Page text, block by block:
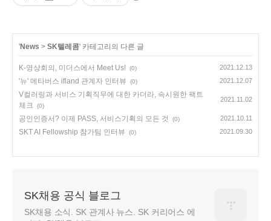
'News > SK텔레콤' 카테고리의 다른 글
K-영상회의, 미더스에서 Meet Us! (0) 2021.12.13
'뉴' 메타버스 ifland 관계자 인터뷰 (0) 2021.12.07
V컬러링과 서비스 기획직무에 대한 카더라, 속시원한 팩트
체크
(0)
2021.11.02
공인인증서? 이제 PASS, 서비스기획의 모든 것 (0) 2021.10.11
SKT AI Fellowship 참가팀 인터뷰 (0) 2021.09.30
SK채용 공식 블로그
SK채용 소식. SK 관계사 뉴스. SK 커리어스 에